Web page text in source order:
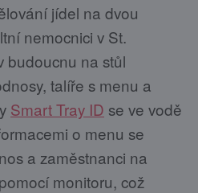
jídel na dvou
nemocnici v St.
budoucnu na stůl
talíře s menu a
Smart Tray ID se ve vodě
o menu se
a zaměstnanci na
monitoru, což